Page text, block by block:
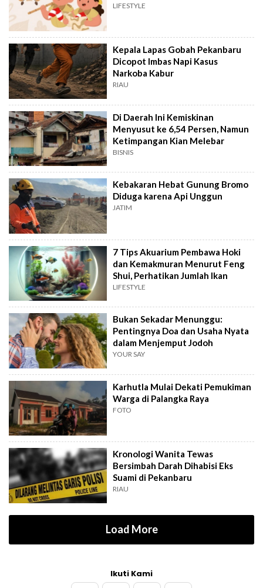
LIFESTYLE
Kepala Lapas Gobah Pekanbaru
Dicopot Imbas Napi Kasus
Narkoba Kabur
RIAU
Di Daerah Ini Kemiskinan
Menyusut ke 6,54 Persen, Namun
Ketimpangan Kian Melebar
BISNIS
Kebakaran Hebat Gunung Bromo
Diduga karena Api Unggun
JATIM
7 Tips Akuarium Pembawa Hoki
dan Kemakmuran Menurut Feng
Shui, Perhatikan Jumlah Ikan
LIFESTYLE
Bukan Sekadar Menunggu:
Pentingnya Doa dan Usaha Nyata
dalam Menjemput Jodoh
YOUR SAY
Karhutla Mulai Dekati Pemukiman
Warga di Palangka Raya
FOTO
Kronologi Wanita Tewas
Bersimbah Darah Dihabisi Eks
Suami di Pekanbaru
RIAU
Load More
Ikuti Kami